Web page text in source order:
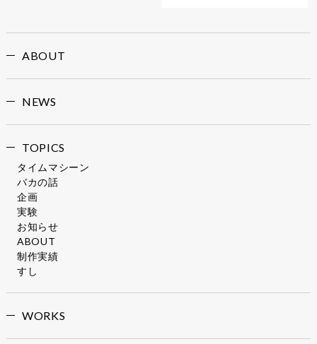
ABOUT
NEWS
TOPICS
タイムマシーン
バカの話
企画
実験
お知らせ
ABOUT
制作実績
すし
WORKS